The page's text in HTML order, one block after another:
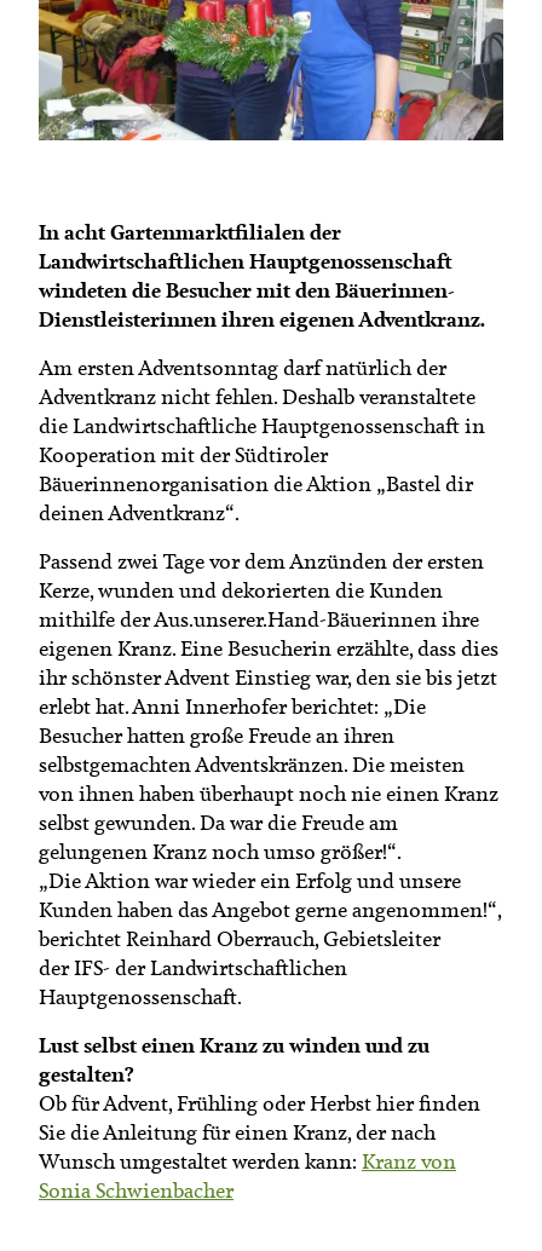
Mitgliedschaft
Landessekretariat
Bäuerliche Buffets
Hofgeschichten
In acht Gartenmarktfilialen der
Landwirtschaftlichen Hauptgenossenschaft
windeten die Besucher mit den Bäuerinnen-
Dienstleisterinnen ihren eigenen Adventkranz.
Am ersten Adventsonntag darf natürlich der
Adventkranz nicht fehlen. Deshalb veranstaltete
die Landwirtschaftliche Hauptgenossenschaft in
Kooperation mit der Südtiroler
Bäuerinnenorganisation die Aktion „Bastel dir
deinen Adventkranz“.
Passend zwei Tage vor dem Anzünden der ersten
Kerze, wunden und dekorierten die Kunden
mithilfe der Aus.unserer.Hand-Bäuerinnen ihre
eigenen Kranz. Eine Besucherin erzählte, dass dies
ihr schönster Advent Einstieg war, den sie bis jetzt
erlebt hat. Anni Innerhofer berichtet: „Die
Besucher hatten große Freude an ihren
selbstgemachten Adventskränzen. Die meisten
von ihnen haben überhaupt noch nie einen Kranz
selbst gewunden. Da war die Freude am
gelungenen Kranz noch umso größer!“.
„Die Aktion war wieder ein Erfolg und unsere
Kunden haben das Angebot gerne angenommen!“,
berichtet Reinhard Oberrauch, Gebietsleiter
der IFS- der Landwirtschaftlichen
Hauptgenossenschaft.
Lust selbst einen Kranz zu winden und zu
gestalten?
Ob für Advent, Frühling oder Herbst hier finden
Sie die Anleitung für einen Kranz, der nach
Wunsch umgestaltet werden kann: Kranz von
Sonia Schwienbacher